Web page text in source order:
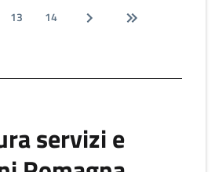
13 14
servizi e